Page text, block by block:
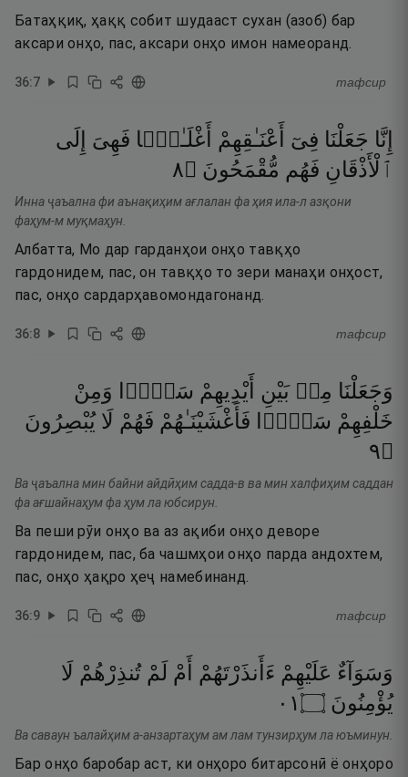
Батаҳқиқ, ҳаққ собит шудааст сухан (азоб) бар
аксари онҳо, пас, аксари онҳо имон намеоранд.
36:7 тафсир
إِنَّا جَعَلْنَا فِىٓ أَعْنَـٰقِهِمْ أَغْلَـٰلًۭا فَهِىَ
إِلَى
ٱلْأَذْقَانِ فَهُم مُّقْمَحُونَ ۝٨
Инна ҷаъална фи аънақиҳим ағлалан фа ҳия ила-л азқони
фаҳум-м муқмаҳун.
Албатта, Мо дар гарданҳои онҳо тавқҳо
гардонидем, пас, он тавқҳо то зери манаҳи онҳост,
пас, онҳо сардарҳавомондагонанд.
36:8 тафсир
وَجَعَلْنَا مِنۢ بَيْنِ أَيْدِيهِمْ سَدًّۭا
وَمِنْ
خَلْفِهِمْ سَدًّۭا فَأَغْشَيْنَـٰهُمْ فَهُمْ لَا يُبْصِرُونَ
۝٩
Ва ҷаъална мин байни айдӣҳим садда-в ва мин халфиҳим саддан
фа ағшайнаҳум фа ҳум ла юбсирун.
Ва пеши рӯи онҳо ва аз ақиби онҳо деворе
гардонидем, пас, ба чашмҳои онҳо парда андохтем,
пас, онҳо ҳақро ҳеҷ намебинанд.
36:9 тафсир
وَسَوَآءٌ عَلَيْهِمْ ءَأَنذَرْتَهُمْ أَمْ لَمْ تُنذِرْهُمْ لَا
يُؤْمِنُونَ ۝١٠
Ва саваун ъалайҳим а-анзартаҳум ам лам тунзирҳум ла юъминун.
Бар онҳо баробар аст, ки онҳоро битарсонӣ ё онҳоро